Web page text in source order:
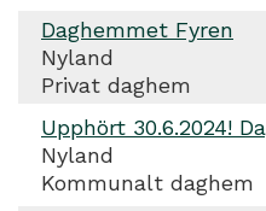
Daghemmet Fyren
Nyland
Privat daghem
Upphört 30.6.2024!
Nyland
Kommunalt daghem